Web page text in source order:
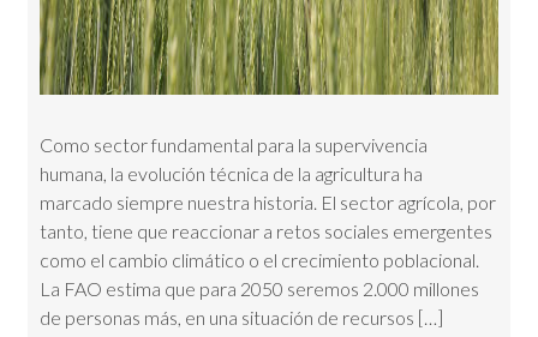
Como sector fundamental para la supervivencia
humana, la evolución técnica de la agricultura ha
marcado siempre nuestra historia. El sector agrícola, por
tanto, tiene que reaccionar a retos sociales emergentes
como el cambio climático o el crecimiento poblacional.
La FAO estima que para 2050 seremos 2.000 millones
de personas más, en una situación de recursos […]